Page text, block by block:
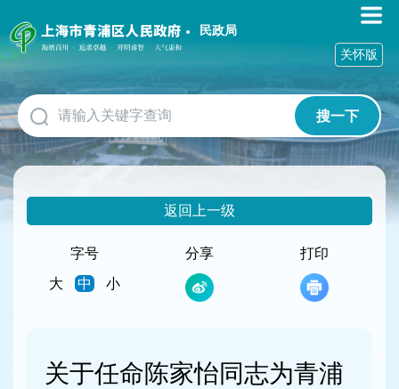
障
碍
作
说
明
跳
到
网
民政局
搜一下
关怀版
返回上一级
字号
大
中 小
分享 打印
关于任命陈家怡同志为青浦